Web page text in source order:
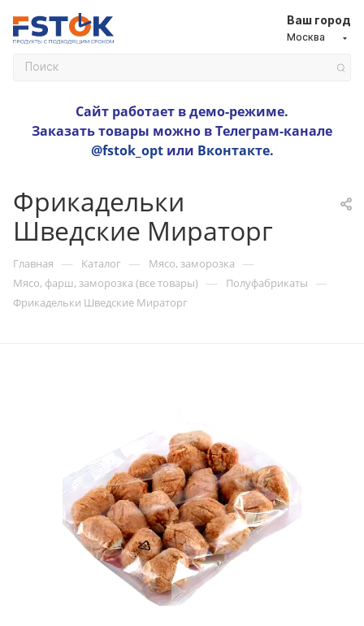
Ваш город
Москва
Сайт работает в демо-режиме.
Заказать товары можно в Телеграм-канале
@fstok_optили Вконтакте.
Фрикадельки
Шведские Мираторг
Главная — Каталог — Мясо, заморозка —
Мясо, фарш, заморозка (все товары) — Полуфабрикаты —
Фрикадельки Шведские Мираторг